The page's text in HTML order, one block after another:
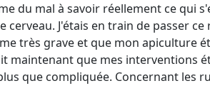
du mal à savoir réellement ce qui
J'étais en train de passer
très grave et que mon apiculture
maintenant que mes interventions
que compliquée. Concernant les